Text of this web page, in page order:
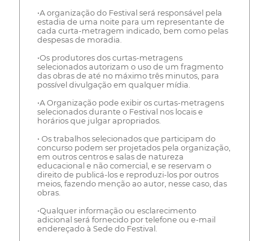
•A organização do Festival será responsável pela
estadia de uma noite para um representante de
cada curta-metragem indicado, bem como pelas
despesas de moradia.
•Os produtores dos curtas-metragens
selecionados autorizam o uso de um fragmento
das obras de até no máximo três minutos, para
possível divulgação em qualquer mídia.
•A Organização pode exibir os curtas-metragens
selecionados durante o Festival nos locais e
horários que julgar apropriados.
• Os trabalhos selecionados que participam do
concurso podem ser projetados pela organização,
em outros centros e salas de natureza
educacional e não comercial, e se reservam o
direito de publicá-los e reproduzi-los por outros
meios, fazendo menção ao autor, nesse caso, das
obras.
•Qualquer informação ou esclarecimento
adicional será fornecido por telefone ou e-mail
endereçado à Sede do Festival.